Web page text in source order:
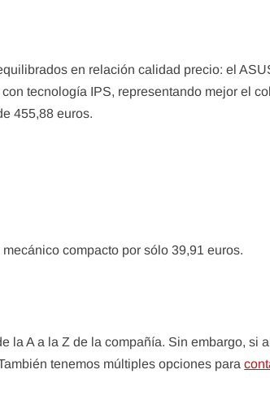
en relación calidad precio: el
tecnología IPS, representando mejor el
455,88 euros.
compacto por sólo 39,91 euros.
la A a la Z de la compañía. Sin embargo, si
tenemos múltiples opciones para